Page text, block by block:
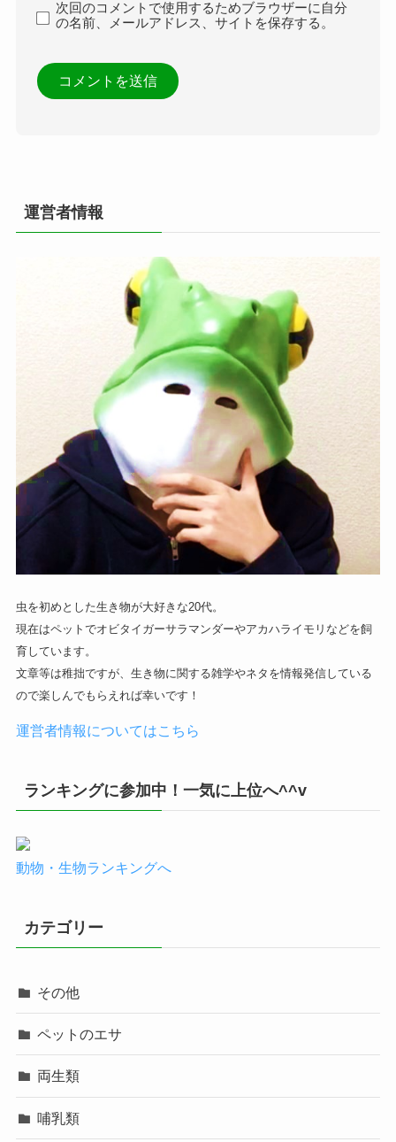
次回のコメントで使用するためブラウザーに自分
の名前、メールアドレス、サイトを保存する。
運営者情報
虫を初めとした生き物が大好きな20代。
現在はペットでオビタイガーサラマンダーやアカハライモリなどを飼
育しています。
文章等は稚拙ですが、生き物に関する雑学やネタを情報発信している
ので楽しんでもらえれば幸いです！
運営者情報についてはこちら
ランキングに参加中！一気に上位へ^^v
動物・生物ランキングへ
カテゴリー
その他
ペットのエサ
両生類
哺乳類